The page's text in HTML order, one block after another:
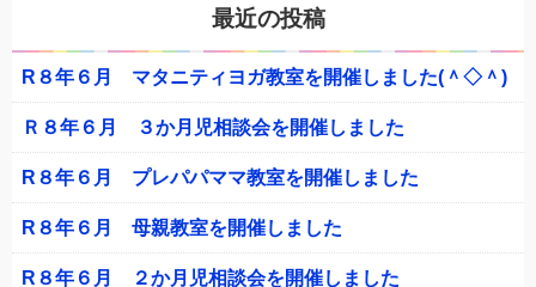
最近の投稿
R８年６月 マタニティヨガ教室を開催しました(＾◇＾)
Ｒ８年６月 ３か月児相談会を開催しました
R８年６月 プレパパママ教室を開催しました
R８年６月 母親教室を開催しました
R８年６月 ２か月児相談会を開催しました